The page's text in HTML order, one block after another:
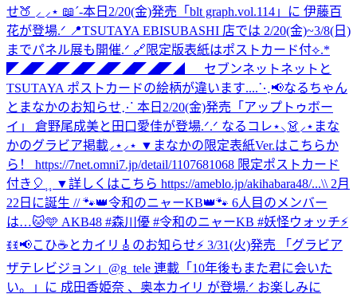
せ🍑 ⸝‍ ⸝‍⋆ 📖´-本日2/20(金)発売「blt graph.vol.114」に 伊藤百
花が登場.ᐟ 📍TSUTAYA EBISUBASHI 店では 2/20(金)~3/8(日)
までパネル展も開催.ᐟ 🔗限定版表紙はポストカード付⟡.*
◤◢◤◢◤◢◤◢◤◢◤◢◤◢ セブンネットネットと
TSUTAYA ポストカードの絵柄が違います....⋱📢なるちゃん
とまなかのお知らせ⋰ 本日2/20(金)発売「アップトゥボー
イ」 倉野尾成美と田口愛佳が登場.ᐟ.ᐟ なるコレ⋆⸜👗⸝‍⋆まな
かのグラビア掲載⸝⋆⸝⋆ ▼まなかの限定表紙Ver.はこちらか
ら！ https://7net.omni7.jp/detail/1107681068 限定ポストカード
付き🎈⸒⸒ ▼詳しくはこちら https://ameblo.jp/akihabara48/...\\ 2月
22日に誕生 // 🐾👑令和のニャーKB👑🐾 6人目のメンバー
は…🐱🩵 AKB48 #森川優 #令和のニャーKB #妖怪ウォッチ⚡
ꉂꉂ📢こひ☕️とカイリ🎸のお知らせ⚡ 3/31(火)発売 「グラビア
ザテレビジョン」@g_tele 連載「10年後もまた君に会いた
い。」に 成田香姫奈 、奥本カイリ が登場.ᐟ お楽しみに